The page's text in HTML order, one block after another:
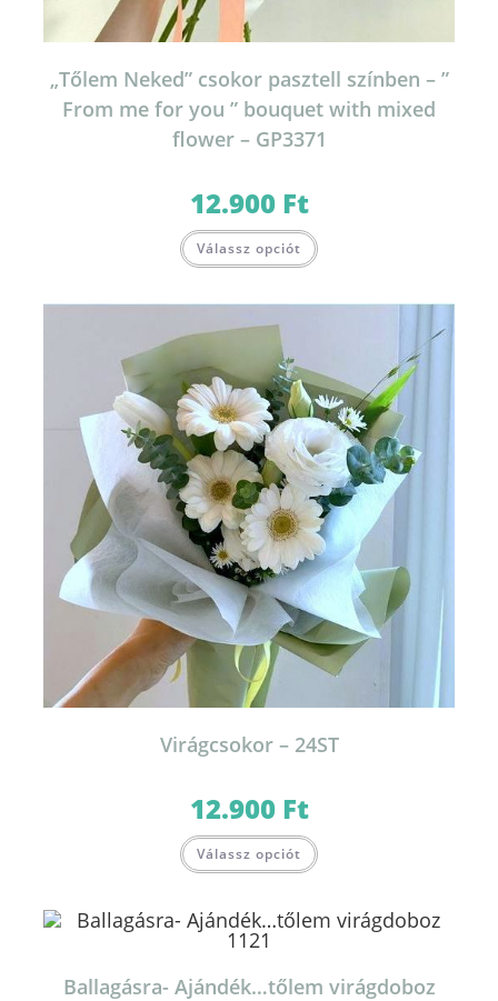
„Tőlem Neked” csokor pasztell színben – ”
From me for you ” bouquet with mixed
flower – GP3371
12.900 Ft
Válassz opciót
Virágcsokor – 24ST
12.900 Ft
Válassz opciót
Ballagásra- Ajándék…tőlem virágdoboz